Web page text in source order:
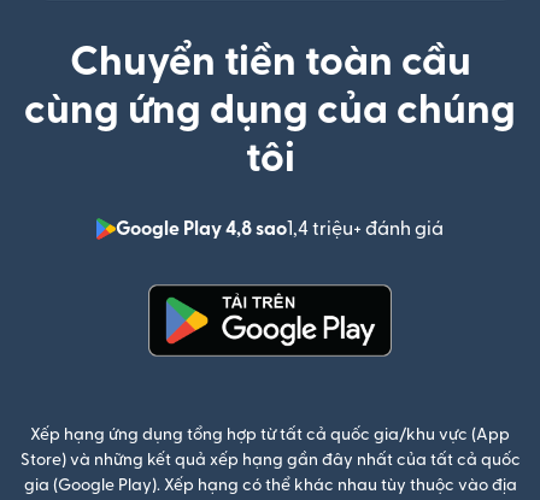
Chuyển tiền toàn cầu
cùng ứng dụng của chúng
tôi
Google Play 4,8 sao1,4 triệu+ đánh giá
Xếp hạng ứng dụng tổng hợp từ tất cả quốc gia/khu vực (App
Store) và những kết quả xếp hạng gần đây nhất của tất cả quốc
gia (Google Play). Xếp hạng có thể khác nhau tùy thuộc vào địa